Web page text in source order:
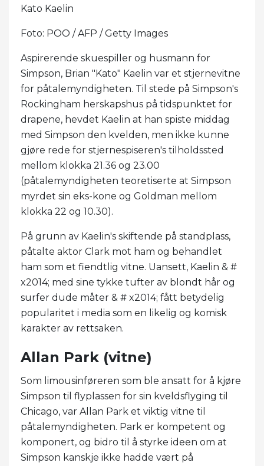
Kato Kaelin
Foto: POO / AFP / Getty Images
Aspirerende skuespiller og husmann for
Simpson, Brian "Kato" Kaelin var et stjernevitne
for påtalemyndigheten. Til stede på Simpson's
Rockingham herskapshus på tidspunktet for
drapene, hevdet Kaelin at han spiste middag
med Simpson den kvelden, men ikke kunne
gjøre rede for stjernespiseren's tilholdssted
mellom klokka 21.36 og 23.00
(påtalemyndigheten teoretiserte at Simpson
myrdet sin eks-kone og Goldman mellom
klokka 22 og 10.30).
På grunn av Kaelin's skiftende på standplass,
påtalte aktor Clark mot ham og behandlet
ham som et fiendtlig vitne. Uansett, Kaelin & #
x2014; med sine tykke tufter av blondt hår og
surfer dude måter & # x2014; fått betydelig
popularitet i media som en likelig og komisk
karakter av rettsaken.
Allan Park (vitne)
Som limousinføreren som ble ansatt for å kjøre
Simpson til flyplassen for sin kveldsflyging til
Chicago, var Allan Park et viktig vitne til
påtalemyndigheten. Park er kompetent og
komponert, og bidro til å styrke ideen om at
Simpson kanskje ikke hadde vært på